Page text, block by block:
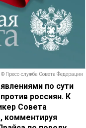
© Пресс-служба Совета Федерации
по сути
россиян. К
Совета
, комментируя